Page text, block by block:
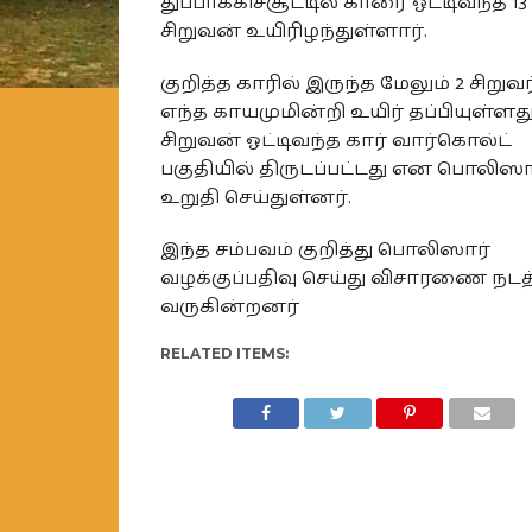
சிறுவன் உயிரிழந்துள்ளார்.
குறித்த காரில் இருந்த மேலும் 2
எந்த காயமுமின்றி உயிர்
சிறுவன் ஓட்டிவந்த கார் வார்கொல்ட்
பகுதியில் திருடப்பட்டது என
உறுதி செய்துள்னர்.
இந்த சம்பவம் குறித்து பொலிஸார்
வழக்குப்பதிவு செய்து விசாரணை
வருகின்றனர்
RELATED ITEMS: